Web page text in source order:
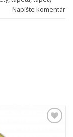
Napíšte komentár